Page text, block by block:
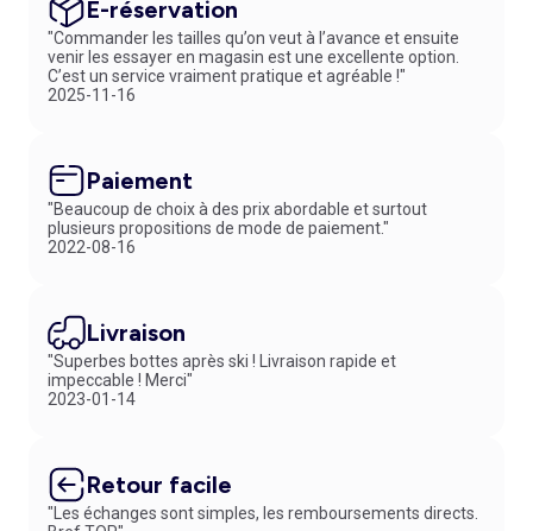
E-réservation
"Commander les tailles qu’on veut à l’avance et ensuite
venir les essayer en magasin est une excellente option.
C’est un service vraiment pratique et agréable !"
2025-11-16
Paiement
"Beaucoup de choix à des prix abordable et surtout
plusieurs propositions de mode de paiement."
2022-08-16
Livraison
"Superbes bottes après ski ! Livraison rapide et
impeccable ! Merci"
2023-01-14
Retour facile
"Les échanges sont simples, les remboursements directs.